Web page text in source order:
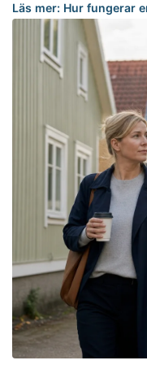
Läs mer: Hur fungerar